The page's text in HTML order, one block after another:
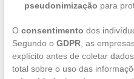
pseudonimização para
O consentimento dos
Segundo o GDPR, as
explícito antes de coletar
total sobre o uso das